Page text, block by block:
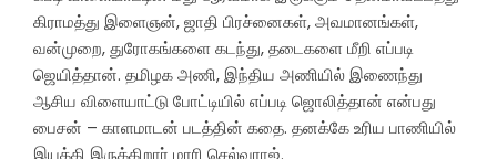
கிராமத்து இளைஞன், ஜாதி பிரச்னைகள், அவமானங்கள்,
வன்முறை, துரோகங்களை கடந்து, தடைகளை மீறி எப்படி
ஜெயித்தான். தமிழக அணி, இந்திய அணியில் இணைந்து
ஆசிய விளையாட்டு போட்டியில் எப்படி ஜொலித்தான் என்பது
பைசன் – காளமாடன் படத்தின் கதை. தனக்கே உரிய பாணியில்
இயக்கி இருக்கிறார் மாரி செல்வராஜ்.